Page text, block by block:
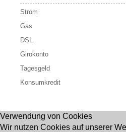
Strom
Gas
DSL
Girokonto
Tagesgeld
Konsumkredit
Verwendung von Cookies
Wir nutzen Cookies auf unserer